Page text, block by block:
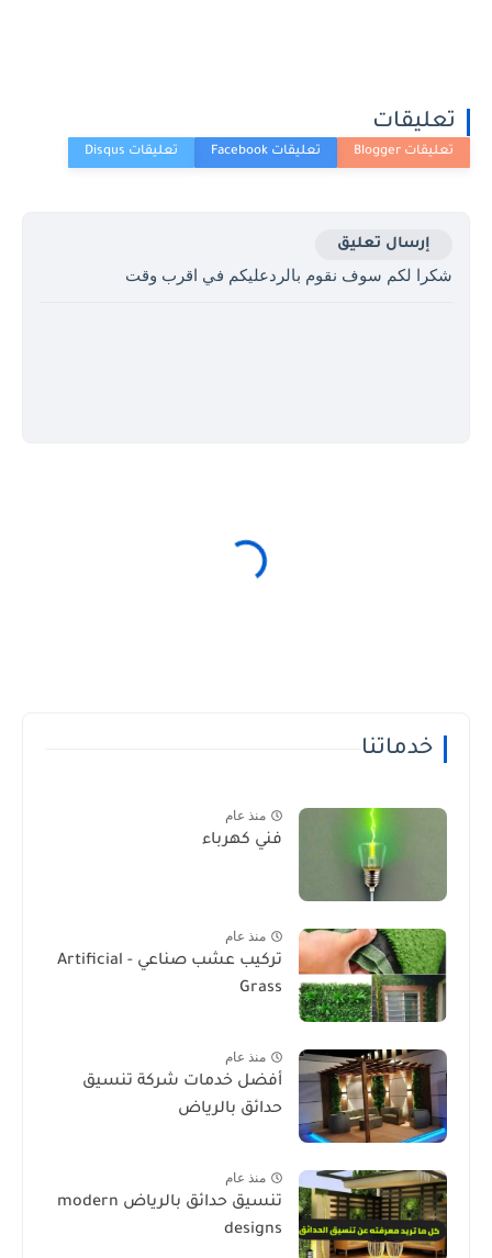
تعليقات
إرسال تعليق
شكرا لكم سوف نقوم بالردعليكم في اقرب وقت
خدماتنا
منذ عام
فني كهرباء
منذ عام
تركيب عشب صناعي - Artificial
Grass
منذ عام
أفضل خدمات شركة تنسيق
حدائق بالرياض
منذ عام
تنسيق حدائق بالرياض modern
designs